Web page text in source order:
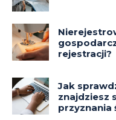
rejestracji?
Jak
znajdziesz
przyznania